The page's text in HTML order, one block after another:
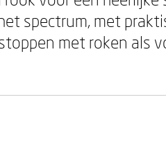
spectrum, met
met roken als